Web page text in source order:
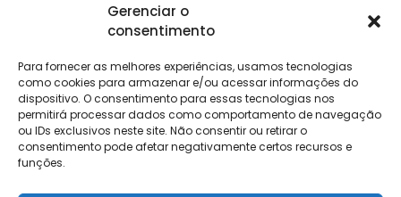
Gerenciar o
consentimento
Para fornecer as melhores experiências, usamos tecnologias
como cookies para armazenar e/ou acessar informações do
dispositivo. O consentimento para essas tecnologias nos
permitirá processar dados como comportamento de navegação
ou IDs exclusivos neste site. Não consentir ou retirar o
consentimento pode afetar negativamente certos recursos e
funções.
Institucional
Trabalhe
Conosco
Contato
Relatório de
Salarial
Clientes
Login
Eventos
Contábeis
Holos
NG Essence
Soluções
DP e RH
NG Folha
eKeep
FisCo